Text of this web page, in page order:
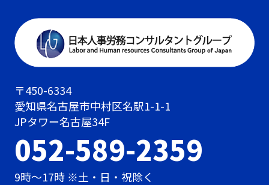
〒450-6334
愛知県名古屋市中村区名駅1-1-1
JPタワー名古屋34F
052-589-2359
9時〜17時 ※土・日・祝除く